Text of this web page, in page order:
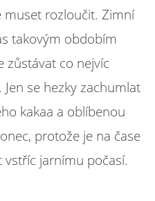
muset rozloučit. Zimní
takovým obdobím
zůstávat co nejvíc
se hezky zachumlat
kakaa a oblíbenou
protože je na čase
jarnímu počasí.